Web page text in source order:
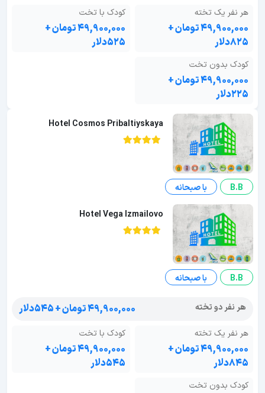
هر نفر یک تخته
۴۹,۹۰۰,۰۰۰ تومان +
۸۲۵دلار
کودک با تخت
۴۹,۹۰۰,۰۰۰ تومان +
۵۲۵دلار
کودک بدون تخت
۴۹,۹۰۰,۰۰۰ تومان +
۲۲۵دلار
Hotel Cosmos Pribaltiyskaya
B.B با صبحانه
Hotel Vega Izmailovo
B.B با صبحانه
هر نفر دو تخته ۴۹,۹۰۰,۰۰۰ تومان + ۵۴۵دلار
هر نفر یک تخته
۴۹,۹۰۰,۰۰۰ تومان +
۸۴۵دلار
کودک با تخت
۴۹,۹۰۰,۰۰۰ تومان +
۵۴۵دلار
کودک بدون تخت